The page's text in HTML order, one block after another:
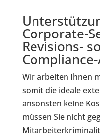
Corporate-
Revisions-
Wir arbeiten Ihnen
somit die ideale
ansonsten keine
müssen Sie nicht